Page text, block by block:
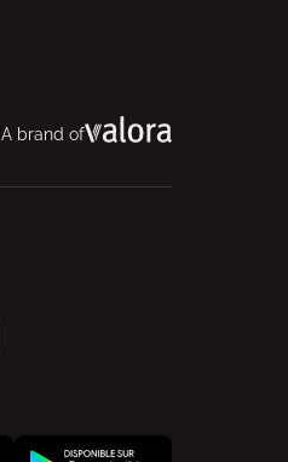
A brand of